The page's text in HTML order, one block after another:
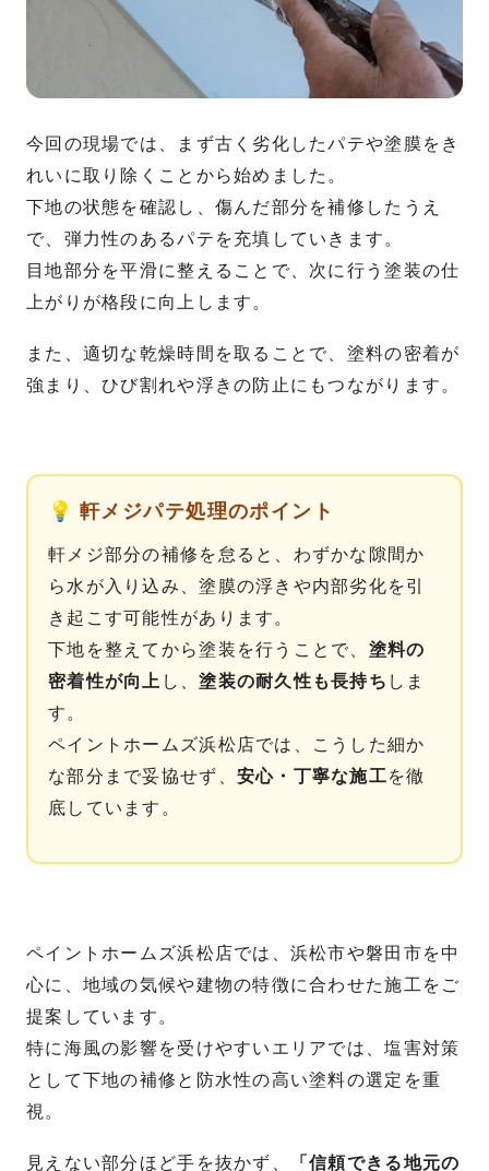
今回の現場では、まず古く劣化したパテや塗膜をき
れいに取り除くことから始めました。
下地の状態を確認し、傷んだ部分を補修したうえ
で、弾力性のあるパテを充填していきます。
目地部分を平滑に整えることで、次に行う塗装の仕
上がりが格段に向上します。
また、適切な乾燥時間を取ることで、塗料の密着が
強まり、ひび割れや浮きの防止にもつながります。
💡 軒メジパテ処理のポイント
軒メジ部分の補修を怠ると、わずかな隙間か
ら水が入り込み、塗膜の浮きや内部劣化を引
き起こす可能性があります。
下地を整えてから塗装を行うことで、 塗料の
密着性が向上 し、塗装の耐久性も長持ち しま
す。
ペイントホームズ浜松店では、こうした細か
な部分まで妥協せず、 安心・丁寧な施工を徹
底しています。
ペイントホームズ浜松店では、浜松市や磐田市を中
心に、地域の気候や建物の特徴に合わせた施工をご
提案しています。
特に海風の影響を受けやすいエリアでは、塩害対策
として下地の補修と防水性の高い塗料の選定を重
視。
見えない部分ほど手を抜かず、 「信頼できる地元の